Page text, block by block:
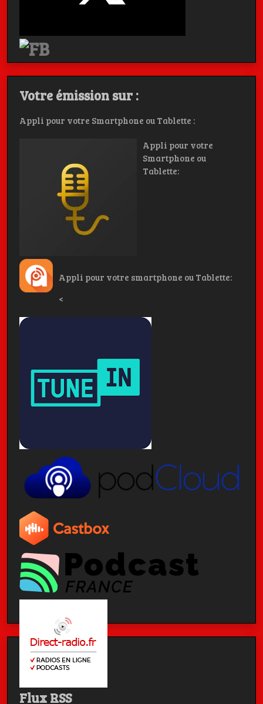
Votre émission sur :
Appli pour votre Smartphone ou Tablette :
Appli pour votre
Smartphone ou
Tablette:
Appli pour votre smartphone ou Tablette:
<
Flux RSS